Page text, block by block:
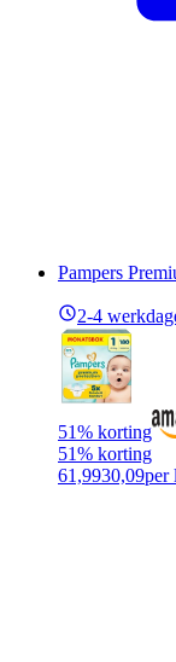
Pampers
2-4
51% korting
51% korting
61,9930,09per